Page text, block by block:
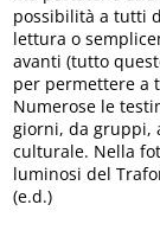
possibilità a tutti
lettura o
avanti (tutto
per permettere a
Numerose le
giorni, da gruppi,
culturale. Nella
luminosi del
(e.d.)